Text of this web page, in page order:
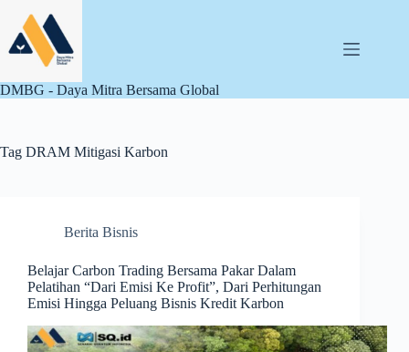
content
DMBG - Daya Mitra Bersama Global
Tag DRAM Mitigasi Karbon
Berita Bisnis
Belajar Carbon Trading Bersama Pakar Dalam
Pelatihan “Dari Emisi Ke Profit”, Dari Perhitungan
Emisi Hingga Peluang Bisnis Kredit Karbon